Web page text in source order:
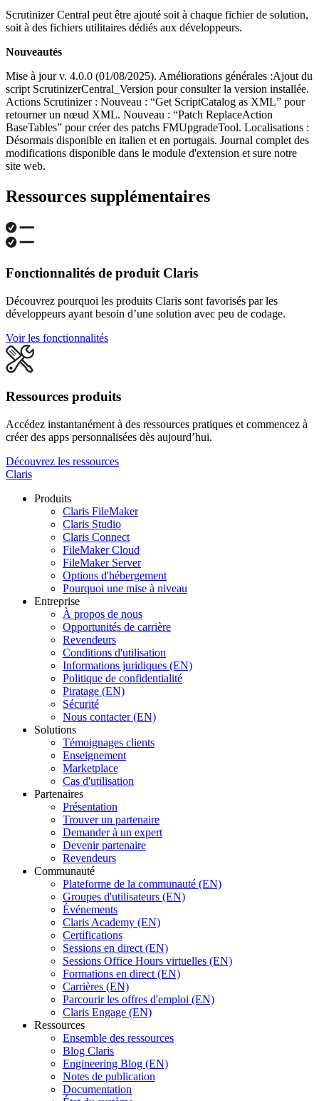
Scrutinizer Central peut être ajouté soit à chaque fichier de solution,
soit à des fichiers utilitaires dédiés aux développeurs.
Nouveautés
Mise à jour v. 4.0.0 (01/08/2025). Améliorations générales :Ajout du
script ScrutinizerCentral_Version pour consulter la version installée.
Actions Scrutinizer : Nouveau : “Get ScriptCatalog as XML” pour
retourner un nœud XML. Nouveau : “Patch ReplaceAction
BaseTables” pour créer des patchs FMUpgradeTool. Localisations :
Désormais disponible en italien et en portugais. Journal complet des
modifications disponible dans le module d'extension et sure notre
site web.
Ressources supplémentaires
Fonctionnalités de produit Claris
Découvrez pourquoi les produits Claris sont favorisés par les
développeurs ayant besoin d’une solution avec peu de codage.
Voir les fonctionnalités
Ressources produits
Accédez instantanément à des ressources pratiques et commencez à
créer des apps personnalisées dès aujourd’hui.
Découvrez les ressources
Claris
Produits
Claris FileMaker
Claris Studio
Claris Connect
FileMaker Cloud
FileMaker Server
Options d'hébergement
Pourquoi une mise à niveau
Entreprise
À propos de nous
Opportunités de carrière
Revendeurs
Conditions d'utilisation
Informations juridiques (EN)
Politique de confidentialité
Piratage (EN)
Sécurité
Nous contacter (EN)
Solutions
Témoignages clients
Enseignement
Marketplace
Cas d'utilisation
Partenaires
Présentation
Trouver un partenaire
Demander à un expert
Devenir partenaire
Revendeurs
Communauté
Plateforme de la communauté (EN)
Groupes d'utilisateurs (EN)
Événements
Claris Academy (EN)
Certifications
Sessions en direct (EN)
Sessions Office Hours virtuelles (EN)
Formations en direct (EN)
Carrières (EN)
Parcourir les offres d'emploi (EN)
Claris Engage (EN)
Ressources
Ensemble des ressources
Blog Claris
Engineering Blog (EN)
Notes de publication
Documentation